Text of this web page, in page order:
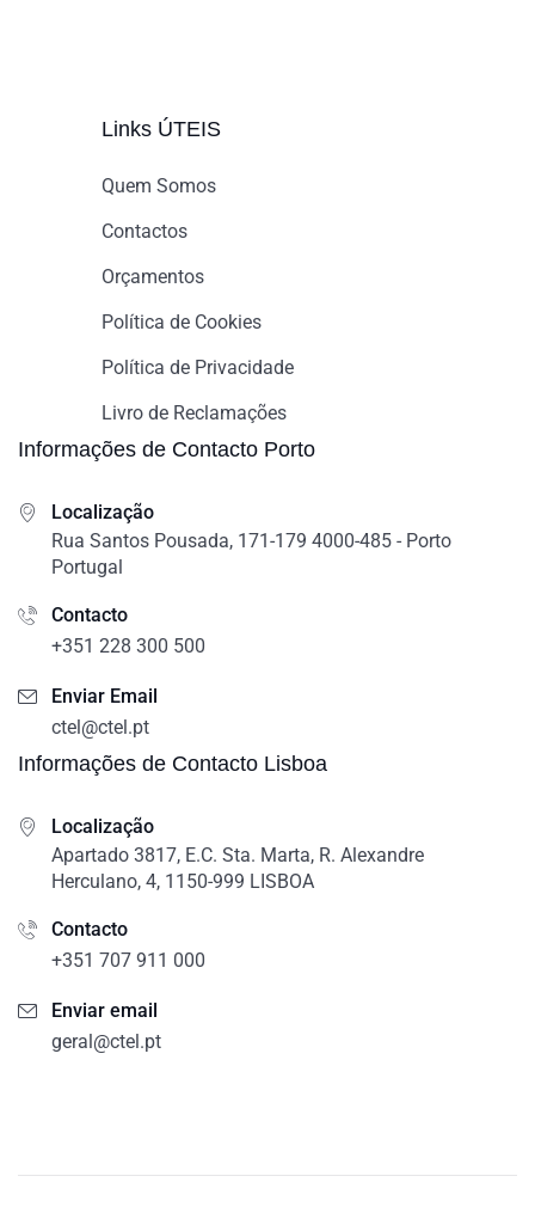
Links ÚTEIS
Quem Somos
Contactos
Orçamentos
Política de Cookies
Política de Privacidade
Livro de Reclamações
Informações de Contacto Porto
Localização
Rua Santos Pousada, 171-179 4000-485 - Porto
Portugal
Contacto
+351 228 300 500
Enviar Email
ctel@ctel.pt
Informações de Contacto Lisboa
Localização
Apartado 3817, E.C. Sta. Marta, R. Alexandre
Herculano, 4, 1150-999 LISBOA
Contacto
+351 707 911 000
Enviar email
geral@ctel.pt